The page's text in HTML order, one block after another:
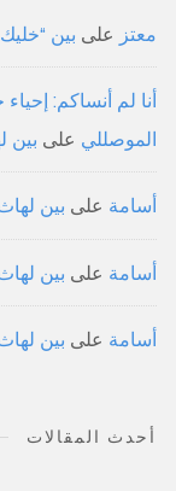
معتز على بين
الموصللي على بين
أسامة على بين
أسامة على بين
أسامة على بين
أحدث المقالات